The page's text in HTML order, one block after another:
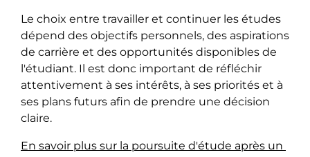
Le choix entre travailler et continuer les études
dépend des objectifs personnels, des aspirations
de carrière et des opportunités disponibles de
l'étudiant. Il est donc important de réfléchir
attentivement à ses intérêts, à ses priorités et à
ses plans futurs afin de prendre une décision
claire.
En savoir plus sur la poursuite d'étude après un